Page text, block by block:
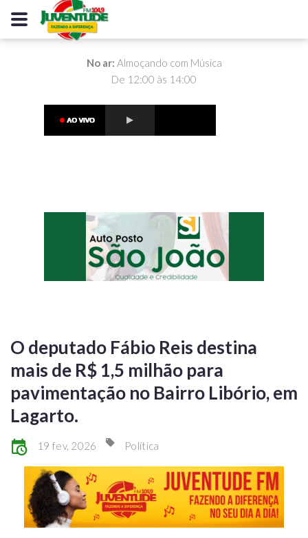
No ar: Almoçando com Música
De 12:00 às 14:00
O deputado Fábio Reis destina
mais de R$ 1,5 milhão para
pavimentação no Bairro Libório, em
Lagarto.
19 fev, 2026 Política